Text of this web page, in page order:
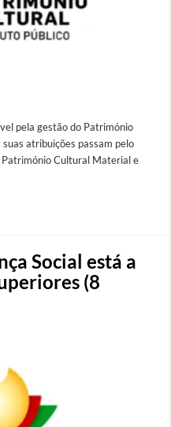
pela gestão do Património
atribuições passam pelo
Cultural Material e
Social está a
(8